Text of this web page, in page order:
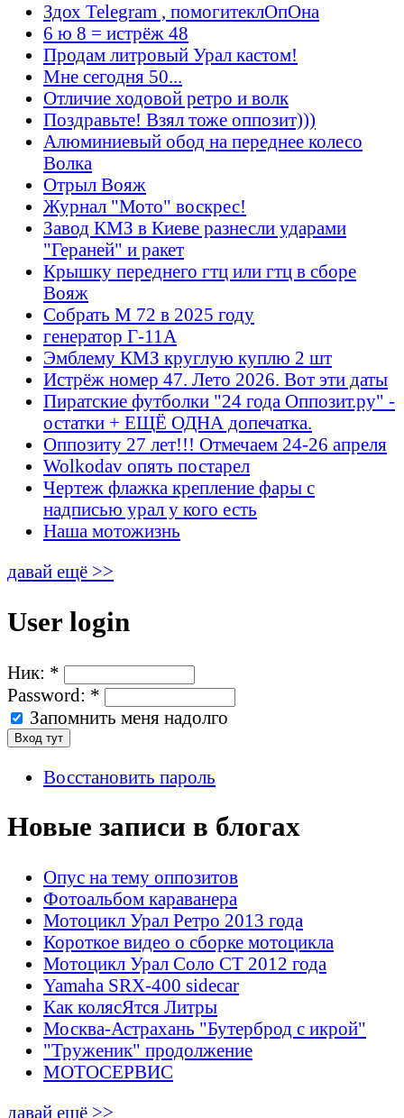
Здох Telegram , помогитеклОпОна
6 ю 8 = истрёж 48
Продам литровый Урал кастом!
Мне сегодня 50...
Отличие ходовой ретро и волк
Поздравьте! Взял тоже оппозит)))
Алюминиевый обод на переднее колесо
Волка
Отрыл Вояж
Журнал "Мото" воскрес!
Завод КМЗ в Киеве разнесли ударами
"Гераней" и ракет
Крышку переднего гтц или гтц в сборе
Вояж
Собрать М 72 в 2025 году
генератор Г-11А
Эмблему КМЗ круглую куплю 2 шт
Истрёж номер 47. Лето 2026. Вот эти даты
Пиратские футболки "24 года Оппозит.ру" -
остатки + ЕЩЁ ОДНА допечатка.
Оппозиту 27 лет!!! Отмечаем 24-26 апреля
Wolkodav опять постарел
Чертеж флажка крепление фары с
надписью урал у кого есть
Наша мотожизнь
давай ещё >>
User login
Ник: *
Password: *
Запомнить меня надолго
Восстановить пароль
Новые записи в блогах
Опус на тему оппозитов
Фотоальбом караванера
Мотоцикл Урал Ретро 2013 года
Короткое видео о сборке мотоцикла
Мотоцикл Урал Соло СТ 2012 года
Yamaha SRX-400 sidecar
Как колясЯтся Литры
Москва-Астрахань "Бутерброд с икрой"
"Труженик" продолжение
МОТОСЕРВИС
давай ещё >>